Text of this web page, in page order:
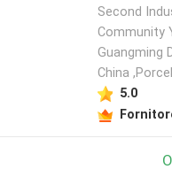
Second
Community
Guangming
China
5.0